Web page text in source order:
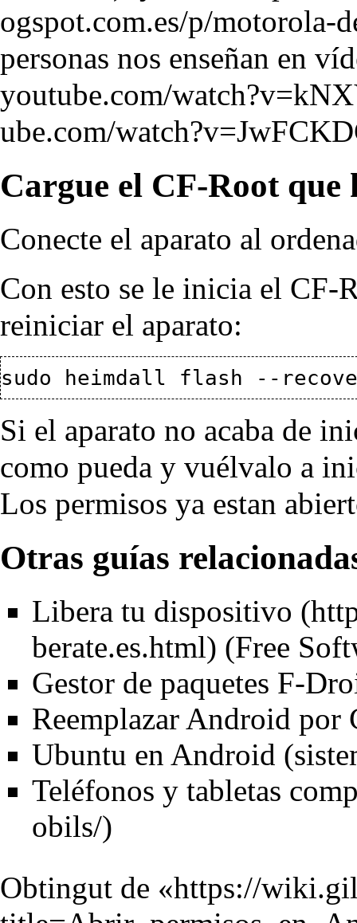
personas nos enseñan en
Cargue el CF-Root que
Conecte el aparato al
Con esto se le inicia el CF-
reiniciar el aparato:
Si el aparato no acaba de
como pueda y vuélvalo a
Los permisos ya estan
Otras guías
Libera tu dispositivo
(Free
Gestor de paquetes F-
Reemplazar Android por
Ubuntu en Android
Teléfonos y tabletas
Obtingut de «https://